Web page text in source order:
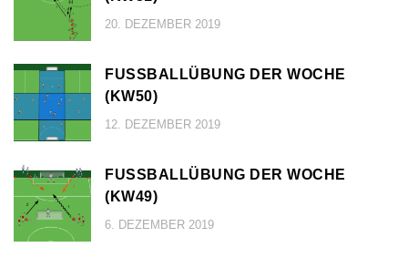
20. DEZEMBER 2019
FUSSBALLÜBUNG DER WOCHE (
KW50)
12. DEZEMBER 2019
FUSSBALLÜBUNG DER WOCHE (
KW49)
6. DEZEMBER 2019